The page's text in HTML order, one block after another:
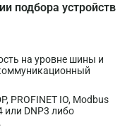
подбора устройств
на уровне шины и
PROFINET IO, Modbus
или DNP3 либо